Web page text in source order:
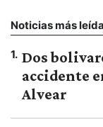
Noticias más
1. Dos
accidente
Alvear